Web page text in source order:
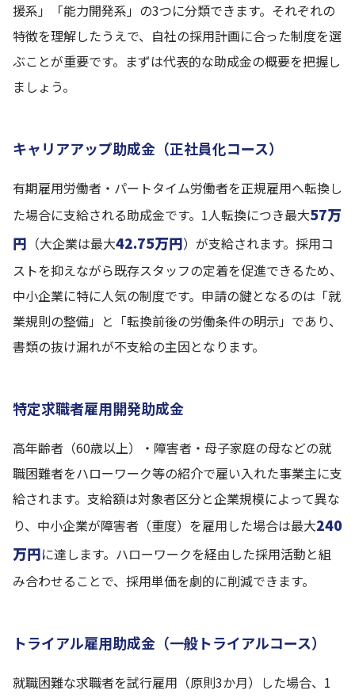
援系」「能力開発系」の3つに分類できます。それぞれの
特徴を理解したうえで、自社の採用計画に合った制度を選
ぶことが重要です。まずは代表的な助成金の概要を把握し
ましょう。
キャリアアップ助成金（正社員化コース）
有期雇用労働者・パートタイム労働者を正規雇用へ転換し
た場合に支給される助成金です。1人転換につき最大57万
円 （大企業は最大42.75万円）が支給されます。採用コ
ストを抑えながら既存スタッフの定着を促進できるため、
中小企業に特に人気の制度です。申請の鍵となるのは「就
業規則の整備」と「転換前後の労働条件の明示」であり、
書類の抜け漏れが不支給の主因となります。
特定求職者雇用開発助成金
高年齢者（60歳以上）・障害者・母子家庭の母などの就
職困難者をハローワーク等の紹介で雇い入れた事業主に支
給されます。支給額は対象者区分と企業規模によって異な
り、中小企業が障害者（重度）を雇用した場合は最大240
万円に達します。ハローワークを経由した採用活動と組
み合わせることで、採用単価を劇的に削減できます。
トライアル雇用助成金（一般トライアルコース）
就職困難な求職者を試行雇用（原則3か月）した場合、1